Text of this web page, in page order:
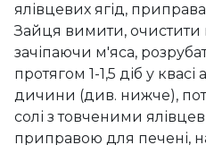
ялівцевих ягід,
Зайця вимити, очистити
зачіпаючи м'яса,
протягом 1-1,5 діб у
дичини (див. нижче),
солі з товченими
приправою для печені,